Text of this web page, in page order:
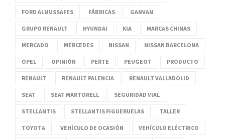
FORD ALMUSSAFES FÁBRICAS GANVAM
GRUPO RENAULT HYUNDAI KIA MARCAS CHINAS
MERCADO MERCEDES NISSAN NISSAN BARCELONA
OPEL OPINIÓN PERTE PEUGEOT PRODUCTO
RENAULT RENAULT PALENCIA RENAULT VALLADOLID
SEAT SEAT MARTORELL SEGURIDAD VIAL
STELLANTIS STELLANTIS FIGUERUELAS TALLER
TOYOTA VEHÍCULO DE OCASIÓN VEHÍCULO ELÉCTRICO